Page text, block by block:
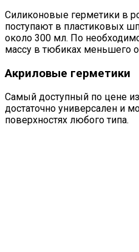
Силиконовые герметики в
поступают в пластиковых
около 300 мл. По
массу в тюбиках меньшего
Акриловые герметики
Самый доступный по цене
достаточно универсален и
поверхностях любого типа.